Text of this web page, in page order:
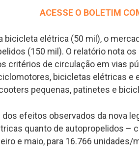
ACESSE O BOLETIM
bicicleta elétrica (50 mil), o
(150 mil). O relatório nota
critérios de circulação em vias
bicicletas elétricas e
pequenas, patinetes e
dos efeitos observados da nova
quanto de autopropelidos –
e maio, para 16.766